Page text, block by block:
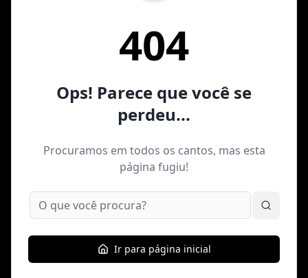
404
Ops! Parece que você se
perdeu...
Procuramos em todos os cantos, mas esta
página fugiu!
Ir para página inicial